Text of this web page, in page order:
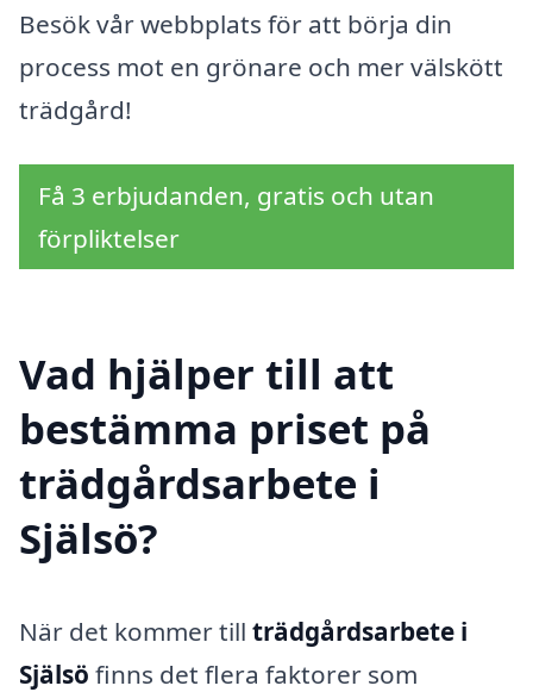
Besök vår webbplats för att börja din
process mot en grönare och mer välskött
trädgård!
Få 3 erbjudanden, gratis och utan
förpliktelser
Vad hjälper till att
bestämma priset på
trädgårdsarbete i
Själsö?
När det kommer till trädgårdsarbete i
Själsö finns det flera faktorer som